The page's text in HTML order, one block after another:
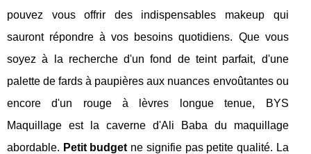
pouvez vous offrir des indispensables makeup qui
sauront répondre à vos besoins quotidiens. Que vous
soyez à la recherche d'un fond de teint parfait, d'une
palette de fards à paupières aux nuances envoûtantes ou
encore d'un rouge à lèvres longue tenue, BYS
Maquillage est la caverne d'Ali Baba du maquillage
abordable. Petit budget ne signifie pas petite qualité. La